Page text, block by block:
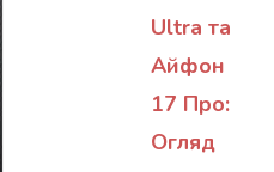
Ultra та
Айфон
17 Про:
Огляд